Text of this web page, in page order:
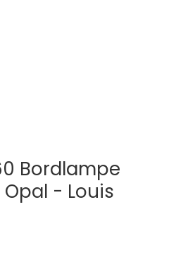
Bordlampe
- Louis